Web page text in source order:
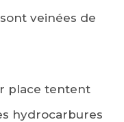
veinées de
place tentent
hydrocarbures